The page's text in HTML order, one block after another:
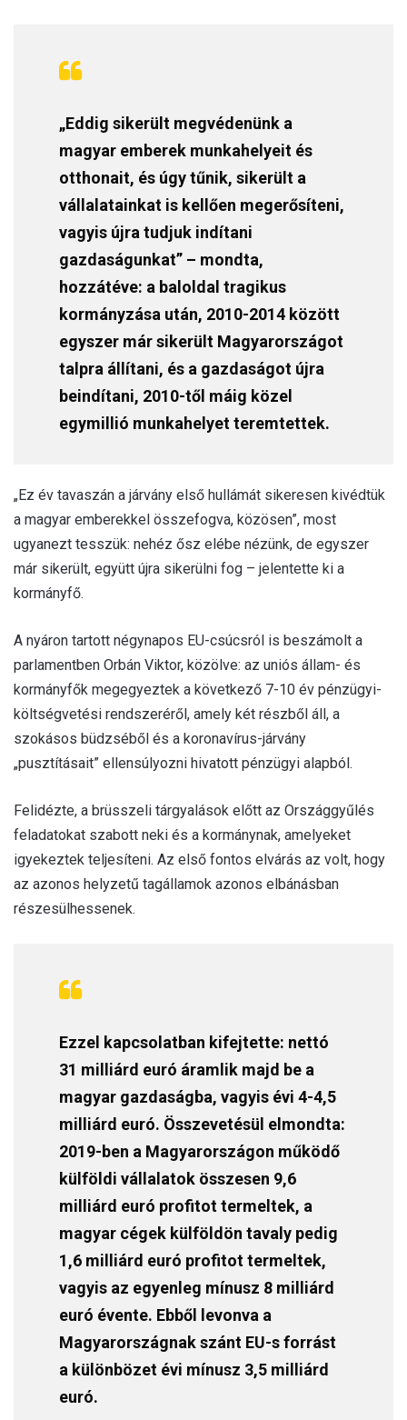
„Eddig sikerült megvédenünk a
magyar emberek munkahelyeit és
otthonait, és úgy tűnik, sikerült a
vállalatainkat is kellően megerősíteni,
vagyis újra tudjuk indítani
gazdaságunkat” – mondta,
hozzátéve: a baloldal tragikus
kormányzása után, 2010-2014 között
egyszer már sikerült Magyarországot
talpra állítani, és a gazdaságot újra
beindítani, 2010-től máig közel
egymillió munkahelyet teremtettek.
„Ez év tavaszán a járvány első hullámát sikeresen kivédtük
a magyar emberekkel összefogva, közösen”, most
ugyanezt tesszük: nehéz ősz elébe nézünk, de egyszer
már sikerült, együtt újra sikerülni fog – jelentette ki a
kormányfő.
A nyáron tartott négynapos EU-csúcsról is beszámolt a
parlamentben Orbán Viktor, közölve: az uniós állam- és
kormányfők megegyeztek a következő 7-10 év pénzügyi-
költségvetési rendszeréről, amely két részből áll, a
szokásos büdzséből és a koronavírus-járvány
„pusztításait” ellensúlyozni hivatott pénzügyi alapból.
Felidézte, a brüsszeli tárgyalások előtt az Országgyűlés
feladatokat szabott neki és a kormánynak, amelyeket
igyekeztek teljesíteni. Az első fontos elvárás az volt, hogy
az azonos helyzetű tagállamok azonos elbánásban
részesülhessenek.
Ezzel kapcsolatban kifejtette: nettó
31 milliárd euró áramlik majd be a
magyar gazdaságba, vagyis évi 4-4,5
milliárd euró. Összevetésül elmondta:
2019-ben a Magyarországon működő
külföldi vállalatok összesen 9,6
milliárd euró profitot termeltek, a
magyar cégek külföldön tavaly pedig
1,6 milliárd euró profitot termeltek,
vagyis az egyenleg mínusz 8 milliárd
euró évente. Ebből levonva a
Magyarországnak szánt EU-s forrást
a különbözet évi mínusz 3,5 milliárd
euró.